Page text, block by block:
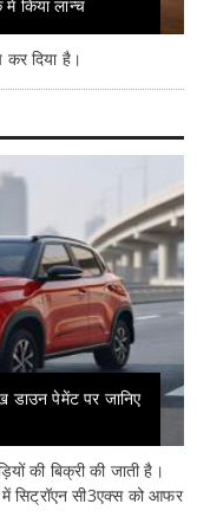
किया लान्च
कर दिया है।
डाउन पेमेंट पर जानिए
की बिक्री की जाती है।
सिट्रॉएन सी3एक्स को आफर